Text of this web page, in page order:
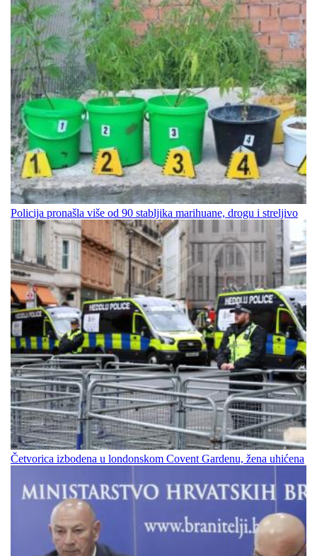
Policija pronašla više od 90 stabljika marihuane, drogu i streljivo
Četvorica izbodena u londonskom Covent Gardenu, žena uhićena